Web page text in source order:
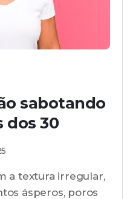
sabotando
dos 30
a textura irregular,
ásperos, poros